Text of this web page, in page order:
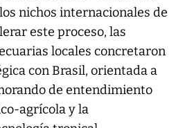
los nichos internacionales de
este proceso, las
locales concretaron
con Brasil, orientada a
de entendimiento
agrícola y la